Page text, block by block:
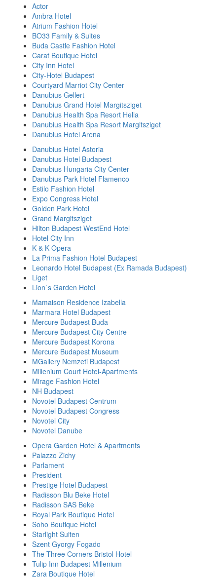
Actor
Ambra Hotel
Atrium Fashion Hotel
BO33 Family & Suites
Buda Castle Fashion Hotel
Carat Boutique Hotel
City Inn Hotel
City-Hotel Budapest
Courtyard Marriot City Center
Danubius Gellert
Danubius Grand Hotel Margitsziget
Danubius Health Spa Resort Helia
Danubius Health Spa Resort Margitsziget
Danubius Hotel Arena
Danubius Hotel Astoria
Danubius Hotel Budapest
Danubius Hungaria City Center
Danubius Park Hotel Flamenco
Estilo Fashion Hotel
Expo Congress Hotel
Golden Park Hotel
Grand Margitsziget
Hilton Budapest WestEnd Hotel
Hotel City Inn
K & K Opera
La Prima Fashion Hotel Budapest
Leonardo Hotel Budapest (Ex Ramada Budapest)
Liget
Lion`s Garden Hotel
Mamaison Residence Izabella
Marmara Hotel Budapest
Mercure Budapest Buda
Mercure Budapest City Centre
Mercure Budapest Korona
Mercure Budapest Museum
MGallery Nemzeti Budapest
Millenium Court Hotel-Apartments
Mirage Fashion Hotel
NH Budapest
Novotel Budapest Centrum
Novotel Budapest Congress
Novotel City
Novotel Danube
Opera Garden Hotel & Apartments
Palazzo Zichy
Parlament
President
Prestige Hotel Budapest
Radisson Blu Beke Hotel
Radisson SAS Beke
Royal Park Boutique Hotel
Soho Boutique Hotel
Starlight Suiten
Szent Gyorgy Fogado
The Three Corners Bristol Hotel
Tulip Inn Budapest Millenium
Zara Boutique Hotel